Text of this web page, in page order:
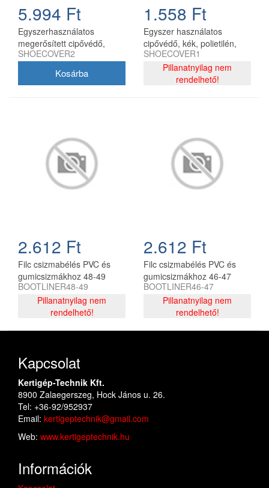
5.994 Ft
Egyszerhasználatos
megerősített cipővédő,
fehér-kék, 50 db/csomag
SHOECOVER2
1.558 Ft
Egyszer használatos
cipővédő, kék, polietilén,
100 db/csomag
SHOECOVER1
Pillanatnyilag nem
rendelhető!
2.612 Ft
Filc csizmabélés PVC és
gumicsizmákhoz 48-49
BOOTLINER48-49
Pillanatnyilag nem
rendelhető!
2.612 Ft
Filc csizmabélés PVC és
gumicsizmákhoz 46-47
BOOTLINER46-47
Pillanatnyilag nem
rendelhető!
Kapcsolat
Kertigép-Technik Kft.
8900 Zalaegerszeg, Hock János u. 26.
Tel: +36-92/952937
Email: kertigeptechnik@gmail.com
Web: www.kertigeptechnik.hu
Információk